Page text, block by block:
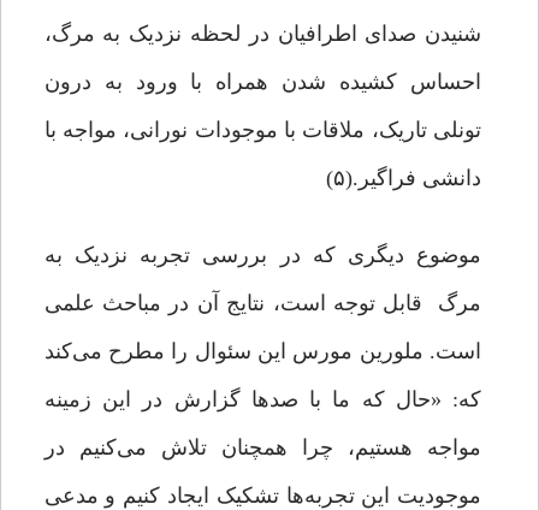
شنیدن صدای اطرافیان در لحظه نزدیک به مرگ،
احساس کشیده شدن همراه با ورود به درون
تونلی تاریک، ملاقات با موجودات نورانی، مواجه با
دانشی فراگیر.(۵)
موضوع دیگری که در بررسی تجربه نزدیک به
مرگ قابل توجه است، نتایج آن در مباحث علمی
است. ملورین مورس این سئوال را مطرح می‌کند
که: «حال که ما با صدها گزارش در این زمینه
مواجه هستیم، چرا همچنان تلاش می‌کنیم در
موجودیت این تجربه‌ها تشکیک ایجاد کنیم و مدعی